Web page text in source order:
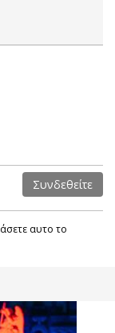
Συνδεθείτε
αυτο το